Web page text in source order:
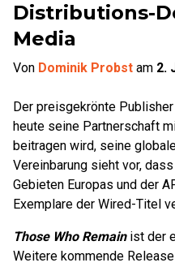
Distributions-
Media
Von Dominik Probst am 2.
Der preisgekrönte
heute seine Partnerschaft
beitragen wird, seine
Vereinbarung sieht vor,
Gebieten Europas und der
Exemplare der Wired-Titel
Those Who Remainist der
Weitere kommende